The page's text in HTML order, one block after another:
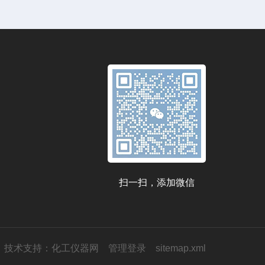
扫一扫，添加微信
技术支持： 化工仪器网 管理登录 sitemap.xml